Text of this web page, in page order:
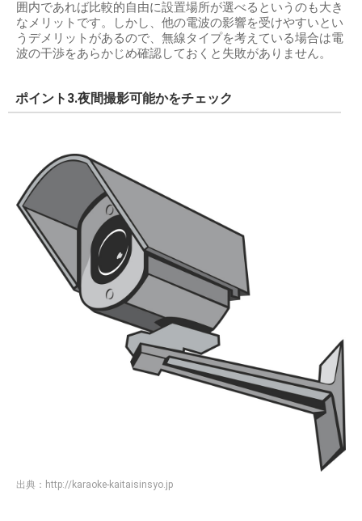
囲内であれば比較的自由に設置場所が選べるというのも大き
なメリットです。しかし、他の電波の影響を受けやすいとい
うデメリットがあるので、無線タイプを考えている場合は電
波の干渉をあらかじめ確認しておくと失敗がありません。
ポイント3.夜間撮影可能かをチェック
出典： http://karaoke-kaitaisinsyo.jp